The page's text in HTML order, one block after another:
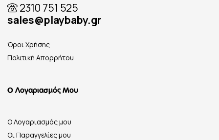
2310 751 525
sales@playbaby.gr
Όροι Χρήσης
Πολιτική Απορρήτου
Ο Λογαριασμός Μου
Ο Λογαριασμός μου
Οι Παραγγελίες μου